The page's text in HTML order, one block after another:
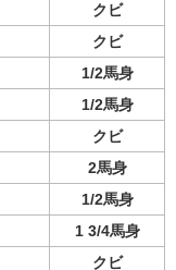
クビ
クビ
1/2馬身
1/2馬身
クビ
2馬身
1/2馬身
1 3/4馬身
クビ